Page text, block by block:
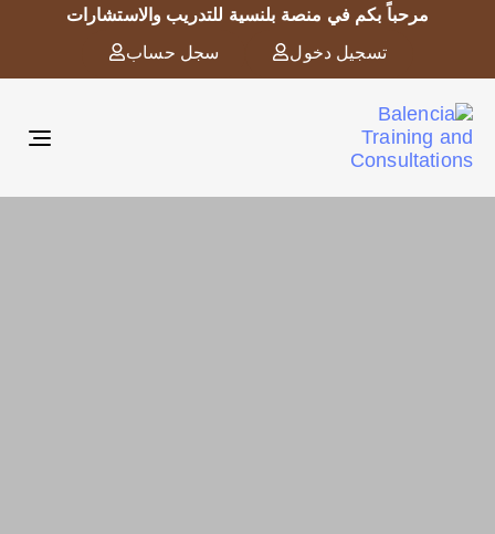
مرحباً بكم في منصة بلنسية للتدريب والاستشارات
تسجيل دخول
سجل حساب